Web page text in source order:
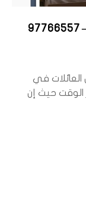
غرف نوم مودرن مستعملة للبيع – 97766557
في
الوقت حيث إن